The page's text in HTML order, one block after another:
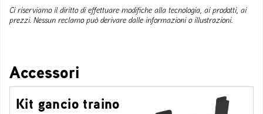
Ci riserviamo il diritto di effettuare modifiche alla tecnologia, ai prodotti, ai
prezzi. Nessun reclamo può derivare dalle informazioni o illustrazioni.
Accessori
Kit gancio traino